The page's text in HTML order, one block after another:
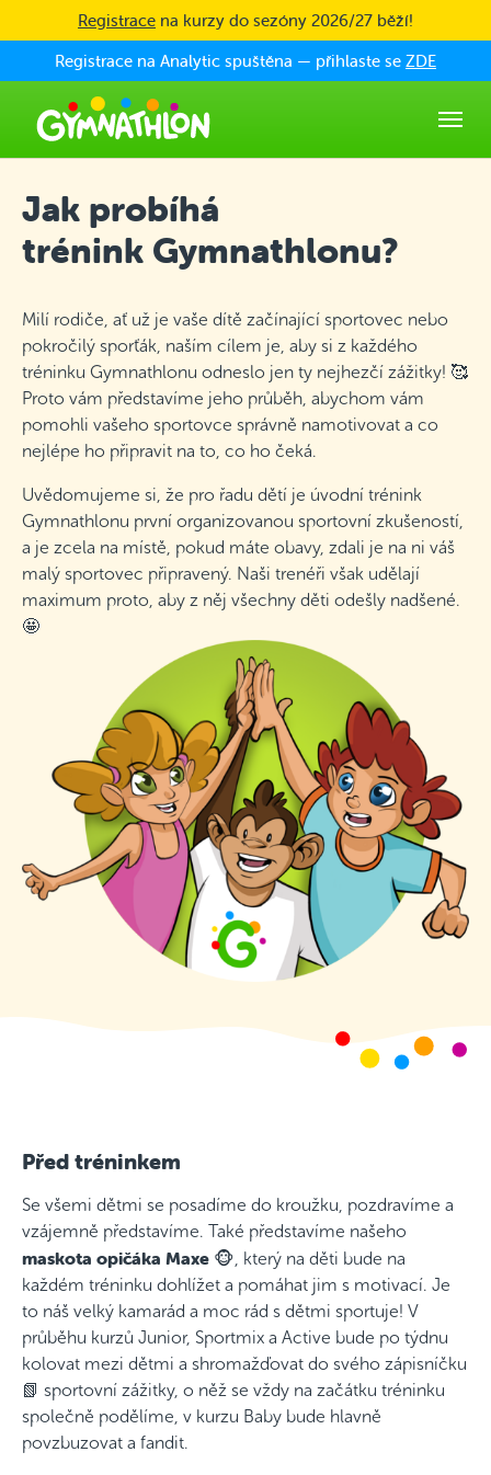
Skip to main content
Registrace na kurzy do sezóny 2026/27 běží!
Registrace na Analytic spuštěna — přihlaste se ZDE
Jak probíhá
trénink Gymnathlonu?
Milí rodiče, ať už je vaše dítě začínající sportovec nebo
pokročilý sporťák, naším cílem je, aby si z každého
tréninku Gymnathlonu odneslo jen ty nejhezčí zážitky! 🥰
Proto vám představíme jeho průběh, abychom vám
pomohli vašeho sportovce správně namotivovat a co
nejlépe ho připravit na to, co ho čeká.
Uvědomujeme si, že pro řadu dětí je úvodní trénink
Gymnathlonu první organizovanou sportovní zkušeností,
a je zcela na místě, pokud máte obavy, zdali je na ni váš
malý sportovec připravený. Naši trenéři však udělají
maximum proto, aby z něj všechny děti odešly nadšené.
🤩
Před tréninkem
Se všemi dětmi se posadíme do kroužku, pozdravíme a
vzájemně představíme. Také představíme našeho
maskota opičáka Maxe 🐵, který na děti bude na
každém tréninku dohlížet a pomáhat jim s motivací. Je
to náš velký kamarád a moc rád s dětmi sportuje! V
průběhu kurzů Junior, Sportmix a Active bude po týdnu
kolovat mezi dětmi a shromažďovat do svého zápisníčku
📗 sportovní zážitky, o něž se vždy na začátku tréninku
společně podělíme, v kurzu Baby bude hlavně
povzbuzovat a fandit.